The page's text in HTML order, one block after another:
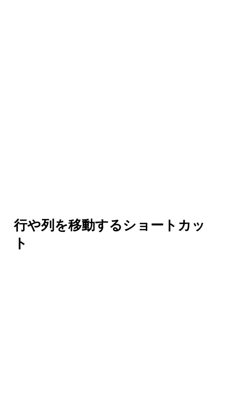
行や列を移動するショートカッ
ト